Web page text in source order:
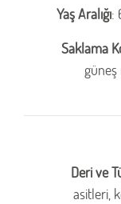
Yaş Aralığı:
Saklama
güneş
Deri ve
asitleri,